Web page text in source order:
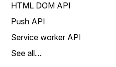
HTML DOM API
Push API
Service worker API
See all…